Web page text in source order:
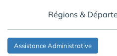
Régions &
Assistance Administrative